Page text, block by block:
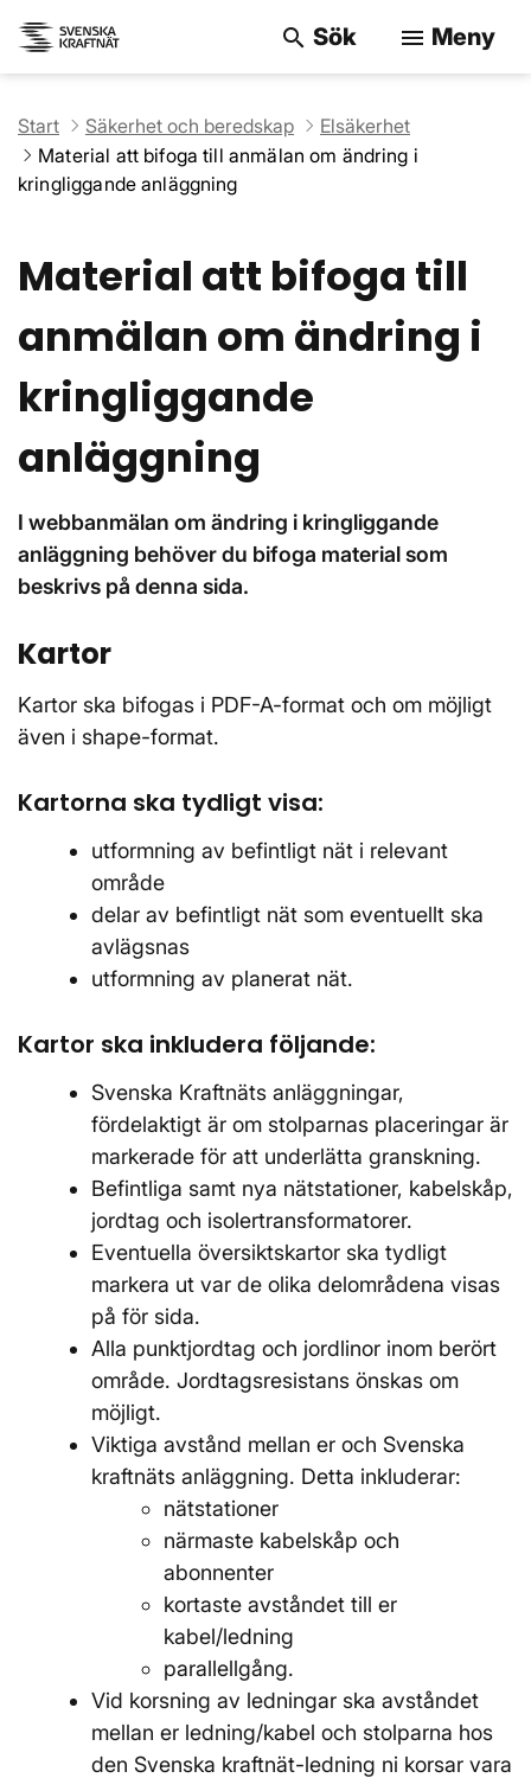
search Sök menu Meny
Start Säkerhet och beredskap
Elsäkerhet
Material att bifoga till anmälan om ändring i
kringliggande anläggning
Material att bifoga till
anmälan om ändring i
kringliggande
anläggning
I webbanmälan om ändring i kringliggande
anläggning behöver du bifoga material som
beskrivs på denna sida.
Kartor
Kartor ska bifogas i PDF-A-format och om möjligt
även i shape-format.
Kartorna ska tydligt visa:
utformning av befintligt nät i relevant
område
delar av befintligt nät som eventuellt ska
avlägsnas
utformning av planerat nät.
Kartor ska inkludera följande:
Svenska Kraftnäts anläggningar,
fördelaktigt är om stolparnas placeringar är
markerade för att underlätta granskning.
Befintliga samt nya nätstationer, kabelskåp,
jordtag och isolertransformatorer.
Eventuella översiktskartor ska tydligt
markera ut var de olika delområdena visas
på för sida.
Alla punktjordtag och jordlinor inom berört
område. Jordtagsresistans önskas om
möjligt.
Viktiga avstånd mellan er och Svenska
kraftnäts anläggning. Detta inkluderar:
nätstationer
närmaste kabelskåp och
abonnenter
kortaste avståndet till er
kabel/ledning
parallellgång.
Vid korsning av ledningar ska avståndet
mellan er ledning/kabel och stolparna hos
den Svenska kraftnät-ledning ni korsar vara